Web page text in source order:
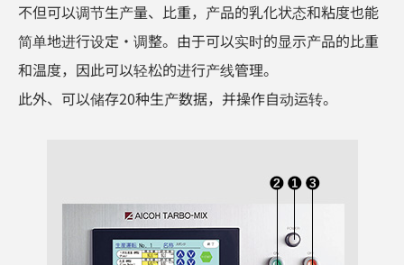
不但可以调节生产量、比重，产品的乳化状态和粘度也能
简单地进行设定・调整。由于可以实时的显示产品的比重
和温度，因此可以轻松的进行产线管理。
此外、可以储存20种生产数据，并操作自动运转。